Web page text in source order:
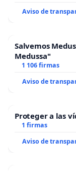
Aviso de
Salvemos
Medussa"
1 106 firmas
Aviso de
Proteger a las
1 firmas
Aviso de